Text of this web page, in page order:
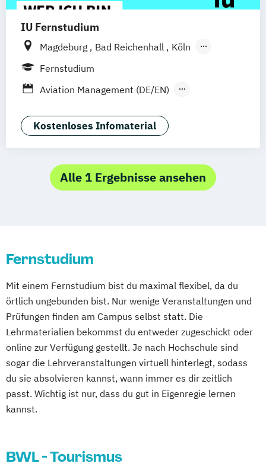
IU Fernstudium
Magdeburg Bad Reichenhall
Köln
Rostock
Aachen
Basel Bielefeld Deggendorf
Karlsruhe Kassel Oberhausen
Offenbach Saarbrücken Neu-Ulm
Innsbruck Wien Zürich Augsburg
Freising Friedrichshafen Klagenfurt
Münster
Trier Würzburg Chemnitz
Fernstudium
Aviation Management (DE/EN)
General Management
Tourismusmanagement
Kostenloses Infomaterial
Alle 1 Ergebnisse ansehen
Fernstudium
Mit einem Fernstudium bist du maximal flexibel, da du
örtlich ungebunden bist. Nur wenige Veranstaltungen und
Prüfungen finden am Campus selbst statt. Die
Lehrmaterialien bekommst du entweder zugeschickt oder
online zur Verfügung gestellt. Je nach Hochschule sind
sogar die Lehrveranstaltungen virtuell hinterlegt, sodass
du sie absolvieren kannst, wann immer es dir zeitlich
passt. Wichtig ist nur, dass du gut in Eigenregie lernen
kannst.
BWL - Tourismus